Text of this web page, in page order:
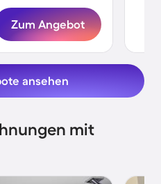
Zum Angebot
ansehen
mit